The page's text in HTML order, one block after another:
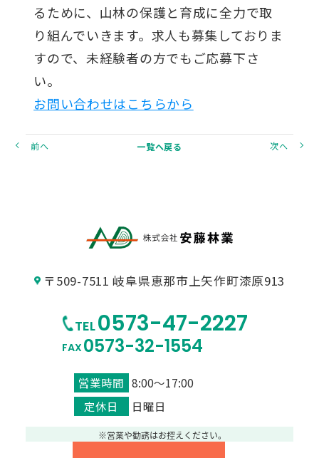
るために、山林の保護と育成に全力で取
り組んでいきます。求人も募集しておりま
すので、未経験者の方でもご応募下さ
い。
お問い合わせはこちらから
前へ 一覧へ戻る 次へ
〒509-7511 岐阜県恵那市上矢作町漆原913
TEL0573-47-2227
FAX 0573-32-1554
営業時間 8:00～17:00
定休日
日曜日